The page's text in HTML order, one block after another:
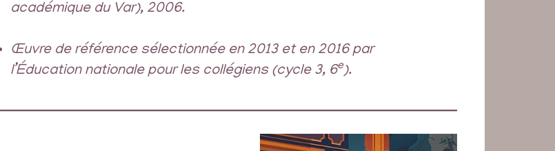
académique du Var), 2006.
Œuvre de référence sélectionnée en 2013 et en 2016 par
l’Éducation nationale pour les collégiens (cycle 3, 6e).